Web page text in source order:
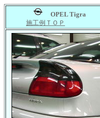
OPEL Tigra
施工例ＴＯＰ